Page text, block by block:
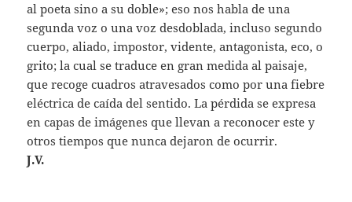
al poeta sino a su doble»; eso nos habla de una
segunda voz o una voz desdoblada, incluso segundo
cuerpo, aliado, impostor, vidente, antagonista, eco, o
grito; la cual se traduce en gran medida al paisaje,
que recoge cuadros atravesados como por una fiebre
eléctrica de caída del sentido. La pérdida se expresa
en capas de imágenes que llevan a reconocer este y
otros tiempos que nunca dejaron de ocurrir.
J.V.